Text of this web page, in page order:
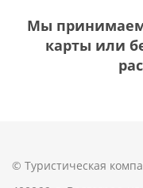
Мы
карты или
© Туристическая